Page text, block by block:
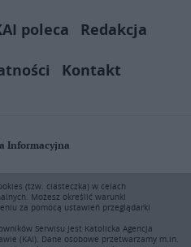
poleca
Redakcja
Kontakt
Informacyjna
Użytkownicy mogą pobierać
internetowego www.ekai.pl
rozpowszechnianie
jej sprzedaż (także framing i in.
(tzw. ciasteczka) w celach
Możesz określić warunki
za pomocą ustawień przeglądarki
Serwisu jest Katolicka Agencja
(KAI). Dane osobowe przetwarzamy m.in.